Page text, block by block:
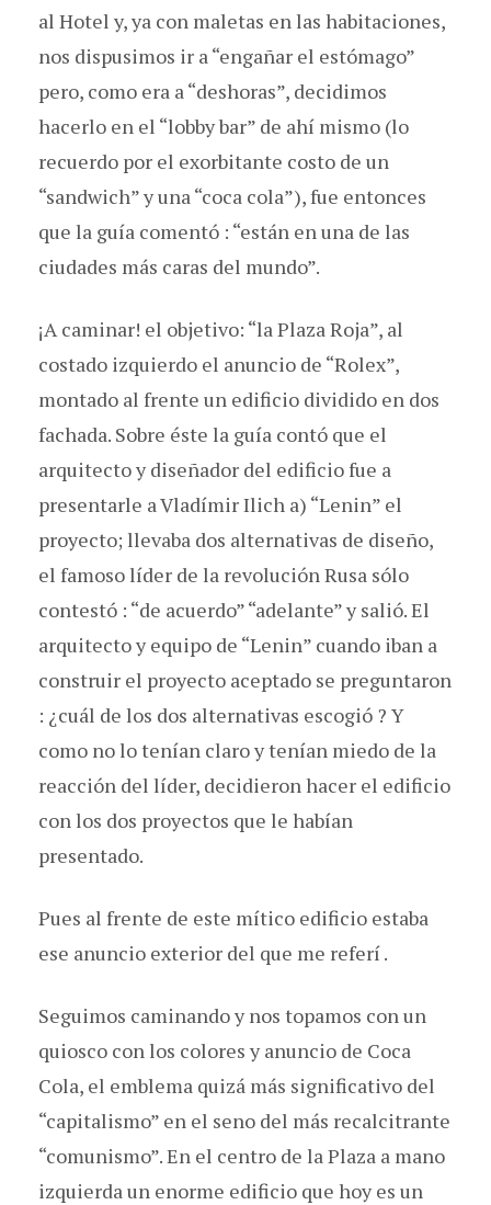
al Hotel y, ya con maletas en las habitaciones,
nos dispusimos ir a “engañar el estómago”
pero, como era a “deshoras”, decidimos
hacerlo en el “lobby bar” de ahí mismo (lo
recuerdo por el exorbitante costo de un
“sandwich” y una “coca cola”), fue entonces
que la guía comentó : “están en una de las
ciudades más caras del mundo”.
¡A caminar! el objetivo: “la Plaza Roja”, al
costado izquierdo el anuncio de “Rolex”,
montado al frente un edificio dividido en dos
fachada. Sobre éste la guía contó que el
arquitecto y diseñador del edificio fue a
presentarle a Vladímir Ilich a) “Lenin” el
proyecto; llevaba dos alternativas de diseño,
el famoso líder de la revolución Rusa sólo
contestó : “de acuerdo” “adelante” y salió. El
arquitecto y equipo de “Lenin” cuando iban a
construir el proyecto aceptado se preguntaron
: ¿cuál de los dos alternativas escogió ? Y
como no lo tenían claro y tenían miedo de la
reacción del líder, decidieron hacer el edificio
con los dos proyectos que le habían
presentado.
Pues al frente de este mítico edificio estaba
ese anuncio exterior del que me referí .
Seguimos caminando y nos topamos con un
quiosco con los colores y anuncio de Coca
Cola, el emblema quizá más significativo del
“capitalismo” en el seno del más recalcitrante
“comunismo”. En el centro de la Plaza a mano
izquierda un enorme edificio que hoy es un